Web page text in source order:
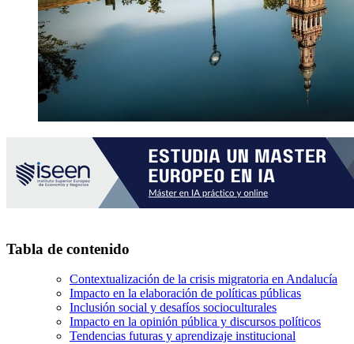
Tabla de contenido
Contextualización de la crisis migratoria en Andalucía
Impacto en la elaboración de políticas públicas
Inclusión social y desafíos socioculturales
Impacto en la opinión pública y discursos políticos
Tendencias futuras y aprendizaje institucional